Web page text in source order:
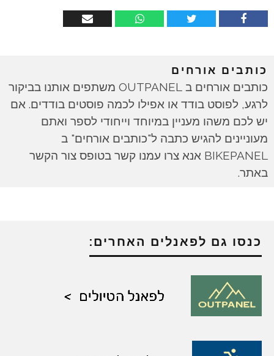
כותבים אורחים
כותבים אורחים ב OUTPANEL משתפים אותנו בביקור
לרגע, לפוסט בודד או אפילו לכמה פוסטים בודדים. אם
יש לכם משהו מעניין במיוחד וייחודי לספר ואתם
מעוניינים להגיש כתבה ל"כותבים אורחים" ב
BIKEPANEL אנא צרו עמנו קשר בטופס צור הקשר
באתר.
כנסו גם לפאנלים האחרים: